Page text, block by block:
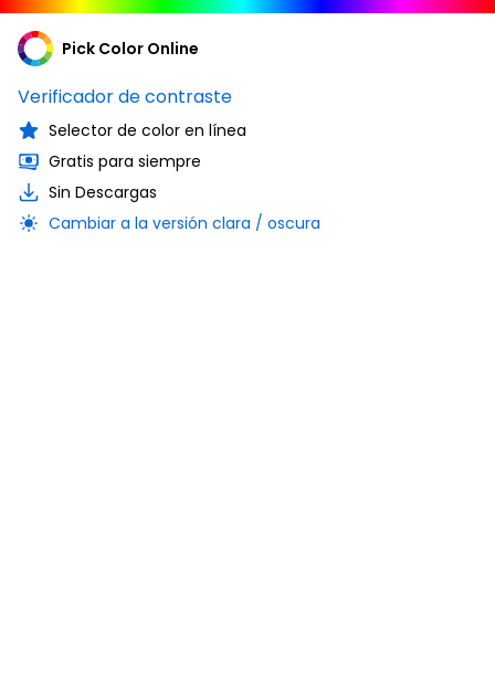
Pick Color Online
Verificador de contraste
Selector de color en línea
Gratis para siempre
Sin Descargas
Cambiar a la versión clara / oscura